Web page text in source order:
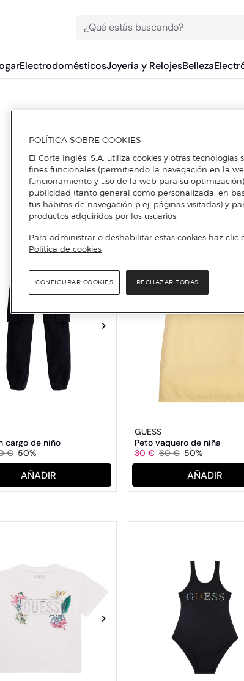
¿Qué estás buscando?
ElectrodomésticosJoyería y RelojesBelleza
cargo de niño
€ 50%
AÑADIR
GUESS
Peto vaquero de niña
30 € 60 € 50%
AÑADIR
POLÍTICA SOBRE COOKIES
El Corte Inglés, S.A. utiliza cookies y otras
fines funcionales (permitiendo la navegación en la
funcionamiento y uso de la web para su
publicidad (tanto general como personalizada, en
tus hábitos de navegación p.ej. páginas visitadas) y
productos adquiridos por los usuarios.
Para administrar o deshabilitar estas cookies haz clic
Política de cookies
RECHAZAR TODAS
CONFIGURAR COOKIES